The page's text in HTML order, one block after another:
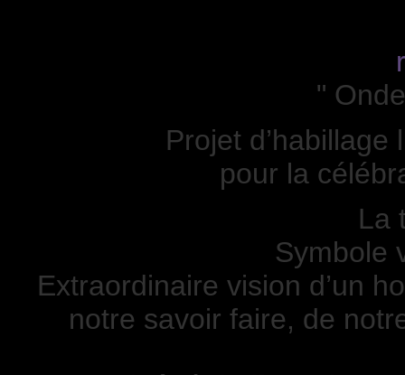
"
Projet
pour la
La
Symbole
Extraordinaire vision d’un
notre savoir faire, de